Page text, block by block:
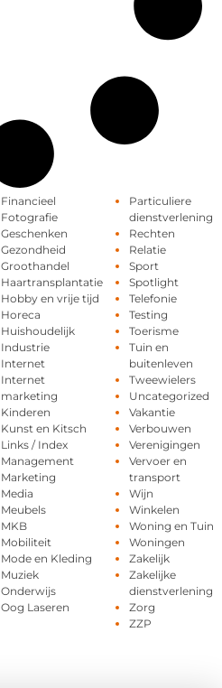
Financieel
Fotografie
Geschenken
Gezondheid
Groothandel
Haartransplantatie
Hobby en vrije tijd
Horeca
Huishoudelijk
Industrie
Internet
Internet
marketing
Kinderen
Kunst en Kitsch
Links / Index
Management
Marketing
Media
Meubels
MKB
Mobiliteit
Mode en Kleding
Muziek
Onderwijs
Oog Laseren
Particuliere
dienstverlening
Rechten
Relatie
Sport
Spotlight
Telefonie
Testing
Toerisme
Tuin en
buitenleven
Tweewielers
Uncategorized
Vakantie
Verbouwen
Verenigingen
Vervoer en
transport
Wijn
Winkelen
Woning en Tuin
Woningen
Zakelijk
Zakelijke
dienstverlening
Zorg
ZZP